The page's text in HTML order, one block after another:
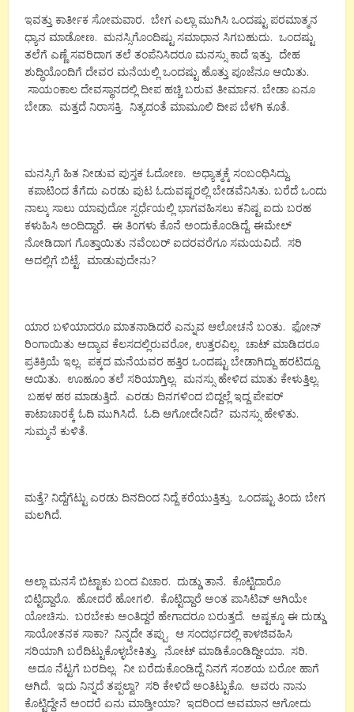
ಇವತ್ತು ಕಾರ್ತೀಕ ಸೋಮವಾರ. ಬೇಗ ಎಲ್ಲಾ ಮುಗಿಸಿ ಒಂದಷ್ಟು ಪರಮಾತ್ಮನ
ಧ್ಯಾನ ಮಾಡೋಣ. ಮನಸ್ಸಿಗೊಂದಿಷ್ಟು ಸಮಾಧಾನ ಸಿಗಬಹುದು. ಒಂದಷ್ಟು
ತಲೆಗೆ ಎಣ್ಣೆ ಸವರಿದಾಗ ತಲೆ ತಂಪೆನಿಸಿದರೂ ಮನಸ್ಸು ಕಾದೆ ಇತ್ತು. ದೇಹ
ಶುದ್ಧಿಯೊಂದಿಗೆ ದೇವರ ಮನೆಯಲ್ಲಿ ಒಂದಷ್ಟು ಹೊತ್ತು ಪೂಜೆನೂ ಆಯಿತು.
ಸಾಯಂಕಾಲ ದೇವಸ್ಥಾನದಲ್ಲಿ ದೀಪ ಹಚ್ಚಿ ಬರುವ ತೀರ್ಮಾನ. ಬೇಡಾ ಏನೂ
ಬೇಡಾ. ಮತ್ತದೆ ನಿರಾಸಕ್ತಿ. ನಿತ್ಯದಂತೆ ಮಾಮೂಲಿ ದೀಪ ಬೆಳಗಿ ಕೂತೆ.
ಮನಸ್ಸಿಗೆ ಹಿತ ನೀಡುವ ಪುಸ್ತಕ ಓದೋಣ. ಅಧ್ಯಾತ್ಮಕ್ಕೆ ಸಂಬಂಧಿಸಿದ್ದು.
ಕಪಾಟಿಂದ ತೆಗೆದು ಎರಡು ಪುಟ ಓದುವಷ್ಟರಲ್ಲಿ ಬೇಡವೆನಿಸಿತು. ಬರೆದೆ ಒಂದು
ನಾಲ್ಕು ಸಾಲು ಯಾವುದೋ ಸ್ಪರ್ಧೆಯಲ್ಲಿ ಭಾಗವಹಿಸಲು ಕನಿಷ್ಟ ಐದು ಬರಹ
ಕಳುಹಿಸಿ ಅಂದಿದ್ದಾರೆ. ಈ ತಿಂಗಳು ಕೊನೆ ಅಂದುಕೊಂಡಿದ್ದೆ. ಈಮೇಲ್
ನೋಡಿದಾಗ ಗೊತ್ತಾಯಿತು ನವೆಂಬರ್ ಐದರವರೆಗೂ ಸಮಯವಿದೆ. ಸರಿ
ಅದಲ್ಲಿಗೆ ಬಿಟ್ಟೆ. ಮಾಡುವುದೇನು?
ಯಾರ ಬಳಿಯಾದರೂ ಮಾತನಾಡಿದರೆ ಎನ್ನುವ ಆಲೋಚನೆ ಬಂತು. ಫೋನ್
ರಿಂಗಾಯಿತು ಅದ್ಯಾವ ಕೆಲಸದಲ್ಲಿರುವರೋ, ಉತ್ತರವಿಲ್ಲ. ಚಾಟ್ ಮಾಡಿದರೂ
ಪ್ರತಿಕ್ರಿಯೆ ಇಲ್ಲ. ಪಕ್ಕದ ಮನೆಯವರ ಹತ್ತಿರ ಒಂದಷ್ಟು ಬೇಡಾಗಿದ್ದು ಹರಟಿದ್ದೂ
ಆಯಿತು. ಊಹೂಂ ತಲೆ ಸರಿಯಾಗ್ತಿಲ್ಲ. ಮನಸ್ಸು ಹೇಳಿದ ಮಾತು ಕೇಳುತ್ತಿಲ್ಲ.
ಬಹಳ ಹಠ ಮಾಡುತ್ತಿದೆ. ಎರಡು ದಿನಗಳಿಂದ ಬಿದ್ದಲ್ಲೆ ಇದ್ದ ಪೇಪರ್
ಕಾಟಾಚಾರಕ್ಕೆ ಓದಿ ಮುಗಿಸಿದೆ. ಓದಿ ಆಗೋದೇನಿದೆ? ಮನಸ್ಸು ಹೇಳಿತು.
ಸುಮ್ಮನೆ ಕುಳಿತೆ.
ಮತ್ತೆ? ನಿದ್ದೆಗೆಟ್ಟು ಎರಡು ದಿನದಿಂದ ನಿದ್ದೆ ಕರೆಯುತ್ತಿತ್ತು. ಒಂದಷ್ಟು ತಿಂದು ಬೇಗ
ಮಲಗಿದೆ.
ಅಲ್ಲಾ ಮನಸೆ ಬಿಟ್ಟಾಕು ಬಂದ ವಿಚಾರ. ದುಡ್ಡು ತಾನೆ. ಕೊಟ್ಟಿದಾರೊ
ಬಿಟ್ಟಿದ್ದಾರೊ. ಹೋದರೆ ಹೋಗಲಿ. ಕೊಟ್ಟಿದ್ದಾರೆ ಅಂತ ಪಾಸಿಟಿವ್ ಆಗಿಯೇ
ಯೋಚಿಸು. ಬರಬೇಕು ಅಂತಿದ್ದರೆ ಹೇಗಾದರೂ ಬರುತ್ತದೆ. ಅಷ್ಟಕ್ಕೂ ಈ ದುಡ್ಡು
ಸಾಯೋತನಕ ಸಾಕಾ? ನಿನ್ನದೇ ತಪ್ಪು. ಆ ಸಂದರ್ಭದಲ್ಲಿ ಕಾಳಜಿವಹಿಸಿ
ಸರಿಯಾಗಿ ಬರೆದಿಟ್ಟುಕೊಳ್ಳಬೇಕಿತ್ತು. ನೋಟ್ ಮಾಡಿಕೊಂಡಿದ್ದೀಯಾ. ಸರಿ.
ಅದೂ ನೆಟ್ಟಗೆ ಬರದಿಲ್ಲ. ನೀ ಬರೆದುಕೊಂಡಿದ್ದೆ ನಿನಗೆ ಸಂಶಯ ಬರೋ ಹಾಗೆ
ಆಗಿದೆ. ಇದು ನಿನ್ನದೆ ತಪ್ಪಲ್ವಾ? ಸರಿ ಕೇಳಿದೆ ಅಂತಿಟ್ಟುಕೊ. ಅವರು ನಾನು
ಕೊಟ್ಟಿದ್ದೇನೆ ಅಂದರೆ ಏನು ಮಾಡ್ತೀಯಾ? ಇದರಿಂದ ಅವಮಾನ ಆಗೋದು